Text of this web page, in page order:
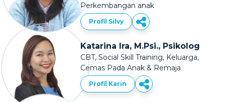
Perkembangan anak
Profil Silvy
Katarina Ira, M.Psi., Psikolog
CBT, Social Skill Training, Keluarga,
Cemas Pada Anak & Remaja
Profil Karin